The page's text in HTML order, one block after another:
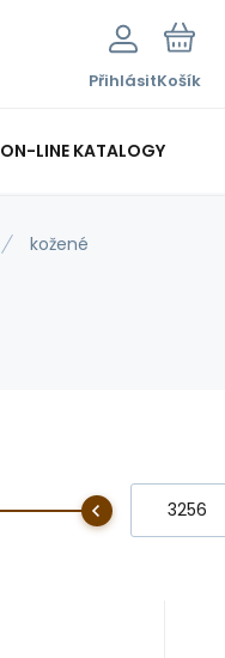
PřihlásitKošík
ON-LINE KATALOGY
kožené